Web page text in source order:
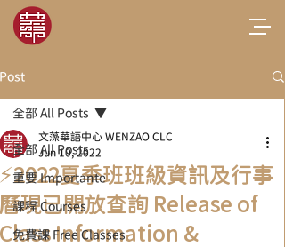
Post
全部 All Posts
重要 Importante
課程 Courses
免費課 Free Classes
全部 All Posts
⚡2022夏季班班級資訊及行事
曆現已開放查詢 Release of
Class Information &
文藻華語中心 WENZAO CLC
Jun 10, 2022